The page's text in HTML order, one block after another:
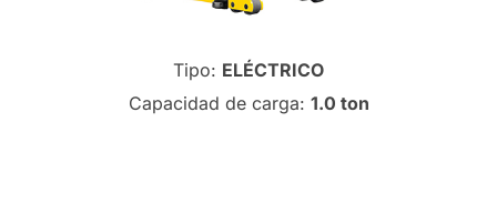
Tipo: ELÉCTRICO
Capacidad de carga: 1.0 ton